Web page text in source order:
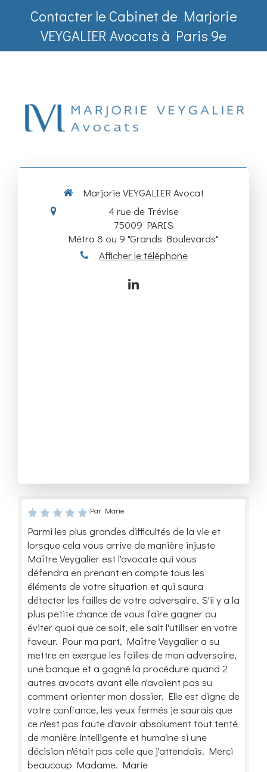
Contacter le Cabinet de Marjorie
VEYGALIER Avocats à Paris 9e
Marjorie VEYGALIER Avocat
4 rue de Trévise
75009 PARIS
Métro 8 ou 9 "Grands Boulevards"
Afficher le téléphone
Par Marie
Parmi les plus grandes difficultés de la vie et
lorsque cela vous arrive de manière injuste
Maître Veygalier est l'avocate qui vous
défendra en prenant en compte tous les
éléments de votre situation et qui saura
détecter les failles de votre adversaire. S'il y a la
plus petite chance de vous faire gagner ou
éviter quoi que ce soit, elle sait l'utiliser en votre
faveur. Pour ma part, Maître Veygalier a su
mettre en exergue les failles de mon adversaire,
une banque et a gagné la procédure quand 2
autres avocats avant elle n'avaient pas su
comment orienter mon dossier. Elle est digne de
votre confiance, les yeux fermés je saurais que
ce n'est pas faute d'avoir absolument tout tenté
de manière intelligente et humaine si une
décision n'était pas celle que j'attendais. Merci
beaucoup Madame. Marie